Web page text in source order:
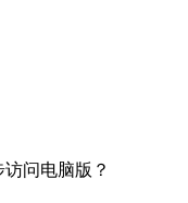
问电脑版？